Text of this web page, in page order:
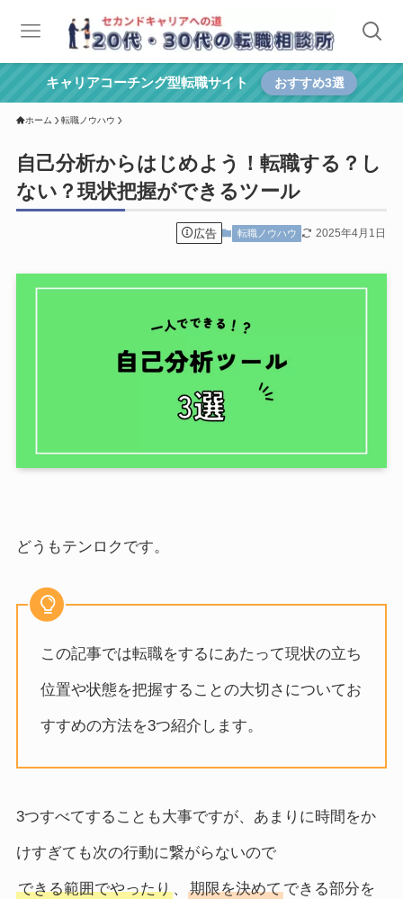
キャリアコーチング型転職サイト おすすめ3選
ホーム 転職ノウハウ
自己分析からはじめよう！転職する？し
ない？現状把握ができるツール
広告 転職ノウハウ 2025年4月1日
どうもテンロクです。
この記事では転職をするにあたって現状の立ち
位置や状態を把握することの大切さについてお
すすめの方法を3つ紹介します。
3つすべてすることも大事ですが、あまりに時間をか
けすぎても次の行動に繋がらないので
できる範囲でやったり、 期限を決めてできる部分を